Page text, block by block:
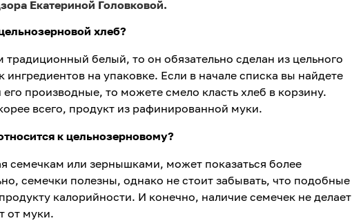
Екатериной Головковой.
хлеб?
традиционный белый, то он обязательно сделан из цельного
ингредиентов на упаковке. Если в начале списка вы найдете
производные, то можете смело класть хлеб в корзину.
всего, продукт из рафинированной муки.
к цельнозерновому?
семечкам или зернышками, может показаться более
семечки полезны, однако не стоит забывать, что подобные
калорийности. И конечно, наличие семечек не делает
от муки.